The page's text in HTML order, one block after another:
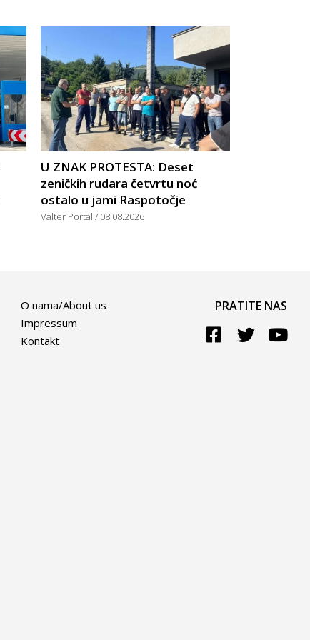
U ZNAK PROTESTA: Deset
zeničkih rudara četvrtu noć
ostalo u jami Raspotočje
Valter Portal 08.08.2026
O nama/About us
Impressum
Kontakt
PRATITE NAS